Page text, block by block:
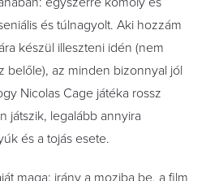
és túlnagyolt. Aki hozzám
készül illeszteni idén (nem
belőle), az minden bizonnyal jól
Nicolas Cage játéka rossz
játszik, legalább annyira
és a tojás esete.
maga: irány a moziba be, a film